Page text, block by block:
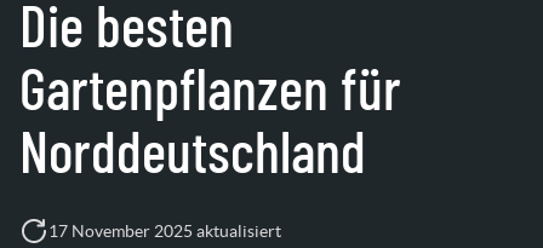
Die besten
Gartenpflanzen für
Norddeutschland
17 November 2025 aktualisiert